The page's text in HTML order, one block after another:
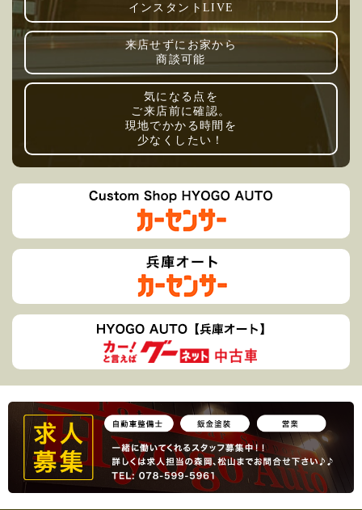
インスタントLIVE
来店せずにお家から
商談可能
気になる点を
ご来店前に確認。
現地でかかる時間を
少なくしたい！